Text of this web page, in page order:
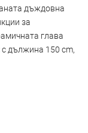
дъждовна
за
глава
дължина 150 cm,